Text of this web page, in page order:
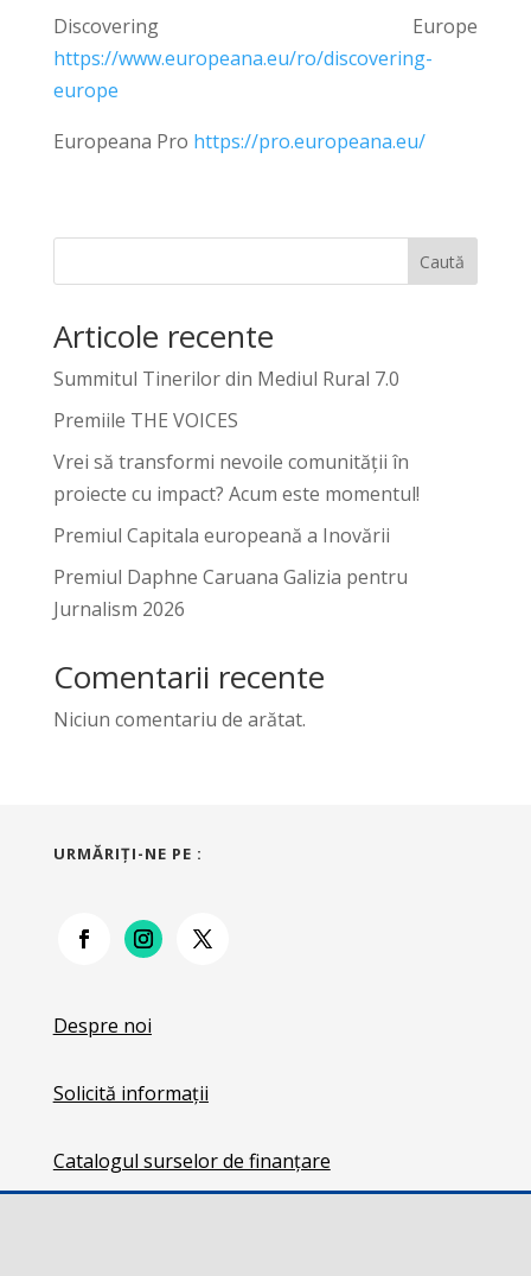
Discovering Europe
https://www.europeana.eu/ro/discovering-
europe
Europeana Pro https://pro.europeana.eu/
Caută
Articole recente
Summitul Tinerilor din Mediul Rural 7.0
Premiile THE VOICES
Vrei să transformi nevoile comunității în
proiecte cu impact? Acum este momentul!
Premiul Capitala europeană a Inovării
Premiul Daphne Caruana Galizia pentru
Jurnalism 2026
Comentarii recente
Niciun comentariu de arătat.
URMĂRIŢI-NE PE :
Despre noi
Solicită informații
Catalogul surselor de finanțare